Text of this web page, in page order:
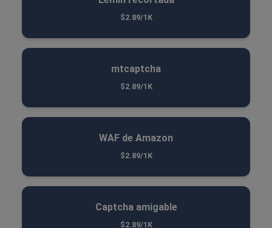
$2.89/1K
mtcaptcha
$2.89/1K
WAF de Amazon
$2.89/1K
Captcha amigable
$2.89/1K